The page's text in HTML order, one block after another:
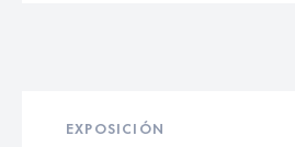
EXPOSICIÓN